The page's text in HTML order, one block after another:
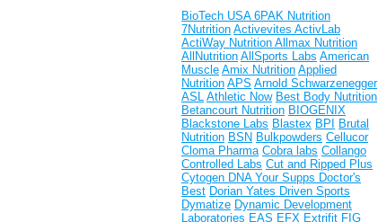
BioTech USA 6PAK Nutrition
7Nutrition Activevites ActivLab
ActiWay Nutrition Allmax Nutrition
AllNutrition AllSports Labs American
Muscle Amix Nutrition Applied
Nutrition APS Arnold Schwarzenegger
ASL Athletic Now Best Body Nutrition
Betancourt Nutrition BIOGENIX
Blackstone Labs Blastex BPI
Brutal
Nutrition BSN Bulkpowders Cellucor
Cloma Pharma Cobra labs Collango
Controlled Labs Cut and Ripped Plus
Cytogen DNA Your Supps Doctor's
Best Dorian Yates Driven Sports
Dymatize Dynamic Development
Laboratories EAS EFX Extrifit FIG